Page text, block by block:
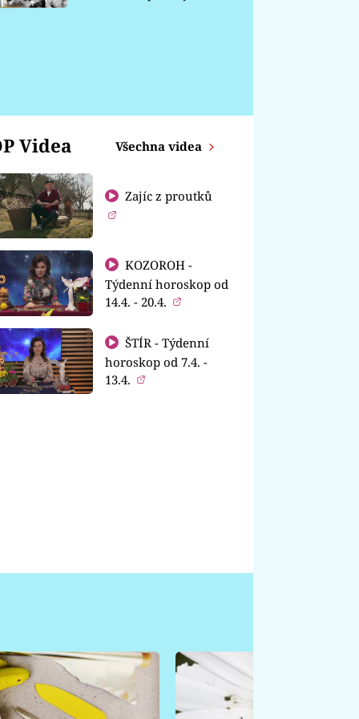
Videa Všechna videa
Zajíc z proutků
KOZOROH -
Týdenní horoskop od
14.4. - 20.4.
ŠTÍR - Týdenní
horoskop od 7.4. -
13.4.